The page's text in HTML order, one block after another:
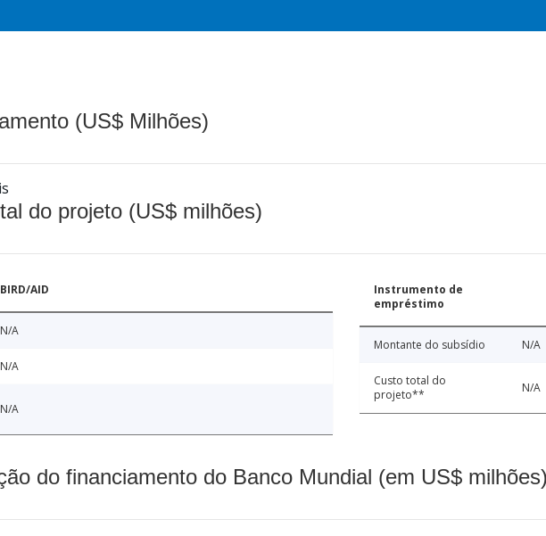
(US$ Milhões)
do projeto (US$ milhões)
BIRD/AID
N/A
N/A
N/A
Instrumento de
empréstimo
Montante do subsídio N/A
Custo total do
projeto**
N/A
do financiamento do Banco Mundial (em US$